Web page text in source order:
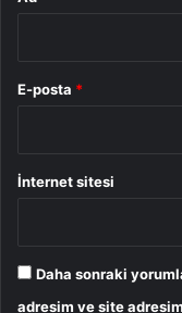
E-posta *
İnternet sitesi
Daha sonraki
adresim ve site